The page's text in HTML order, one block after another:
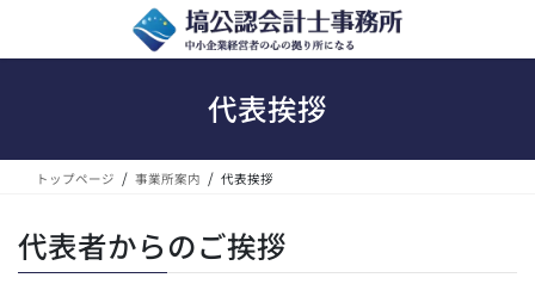
テ
ス
ゲ
ン
代表挨拶
トップページ 事業所案内 代表挨拶
代表者からのご挨拶